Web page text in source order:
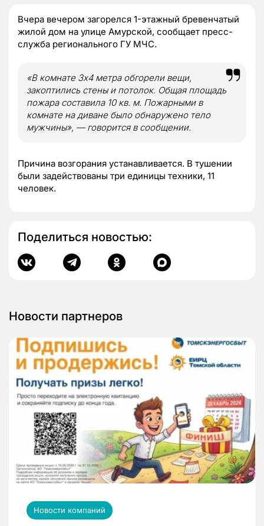
Вчера вечером загорелся 1-этажный бревенчатый
жилой дом на улице Амурской, сообщает пресс-
служба регионального ГУ МЧС.
«В комнате 3х4 метра обгорели вещи,
закоптились стены и потолок. Общая площадь
пожара составила 10 кв. м. Пожарными в
комнате на диване было обнаружено тело
мужчины», — говорится в сообщении.
Причина возгорания устанавливается. В тушении
были задействованы три единицы техники, 11
человек.
Поделиться новостью:
Новости партнеров
Новости компаний